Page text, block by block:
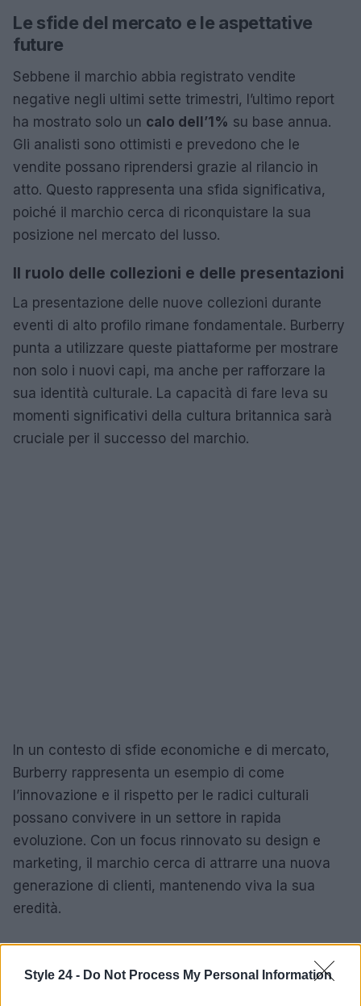
Style 24 - Do Not Process My Personal Information
Le sfide del mercato e le aspettative
future
Sebbene il marchio abbia registrato vendite
negative negli ultimi sette trimestri, l’ultimo report
ha mostrato solo un calo dell’1% su base annua.
Gli analisti sono ottimisti e prevedono che le
vendite possano riprendersi grazie al rilancio in
atto. Questo rappresenta una sfida significativa,
poiché il marchio cerca di riconquistare la sua
posizione nel mercato del lusso.
Il ruolo delle collezioni e delle presentazioni
La presentazione delle nuove collezioni durante
eventi di alto profilo rimane fondamentale. Burberry
punta a utilizzare queste piattaforme per mostrare
non solo i nuovi capi, ma anche per rafforzare la
sua identità culturale. La capacità di fare leva su
momenti significativi della cultura britannica sarà
cruciale per il successo del marchio.
In un contesto di sfide economiche e di mercato,
Burberry rappresenta un esempio di come
l’innovazione e il rispetto per le radici culturali
possano convivere in un settore in rapida
evoluzione. Con un focus rinnovato su design e
marketing, il marchio cerca di attrarre una nuova
generazione di clienti, mantenendo viva la sua
eredità.
AUTORE